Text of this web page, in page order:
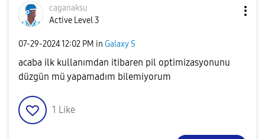
caganaksu
Active Level 3
‎07-29-202412:02 PM in Galaxy S
acaba ilk kullanımdan itibaren pil optimizasyonunu
düzgün mü yapamadım bilemiyorum
1 Like